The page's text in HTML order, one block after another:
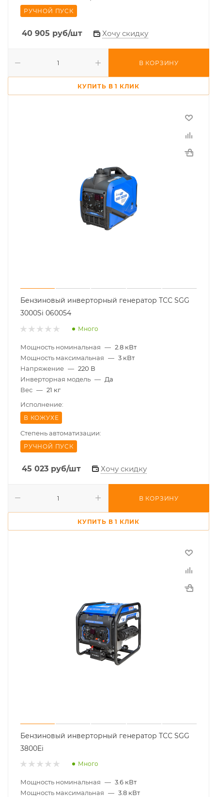
РУЧНОЙ ПУСК
40 905 руб/шт Хочу скидку
В КОРЗИНУ
КУПИТЬ В 1 КЛИК
Бензиновый инверторный генератор ТСС SGG
3000Si 060054
Много
Мощность номинальная — 2.8 кВт
Мощность максимальная — 3 кВт
Напряжение — 220 В
Инверторная модель — Да
Вес — 21 кг
Исполнение:
В КОЖУХЕ
Степень автоматизации:
РУЧНОЙ ПУСК
45 023 руб/шт Хочу скидку
В КОРЗИНУ
КУПИТЬ В 1 КЛИК
Бензиновый инверторный генератор ТСС SGG
3800Ei
Много
Мощность номинальная — 3.6 кВт
Мощность максимальная — 3.8 кВт